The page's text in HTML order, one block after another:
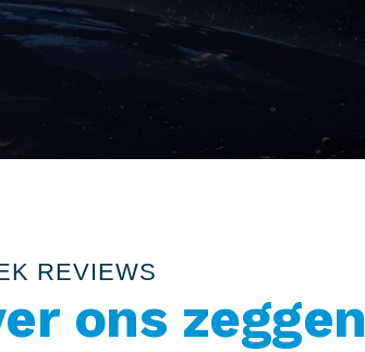
REVIEWS
ons zeggen